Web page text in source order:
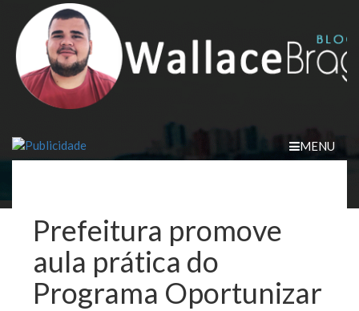
content
MENU
Prefeitura promove
aula prática do
Programa Oportunizar